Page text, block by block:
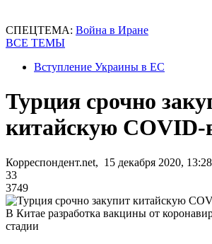
СПЕЦТЕМА: Война в Иране
ВСЕ ТЕМЫ
Вступление Украины в ЕС
Турция срочно
китайскую COVID-
Корреспондент.net, 15 декабря 2020, 13:28
33
3749
В Китае разработка вакцины от
стадии